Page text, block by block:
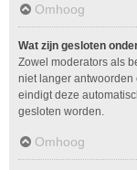
Omhoog
Wat zijn gesloten
Zowel moderators als
niet langer antwoorden
eindigt deze
gesloten worden.
Omhoog